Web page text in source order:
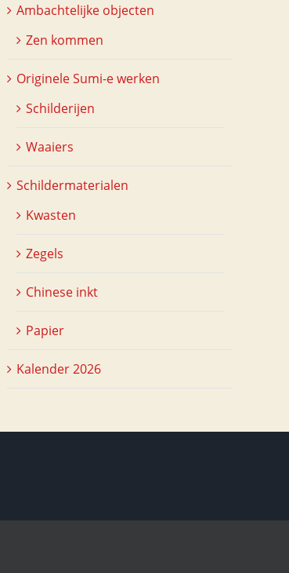
Ambachtelijke objecten
Zen kommen
Originele Sumi-e werken
Schilderijen
Waaiers
Schildermaterialen
Kwasten
Zegels
Chinese inkt
Papier
Kalender 2026